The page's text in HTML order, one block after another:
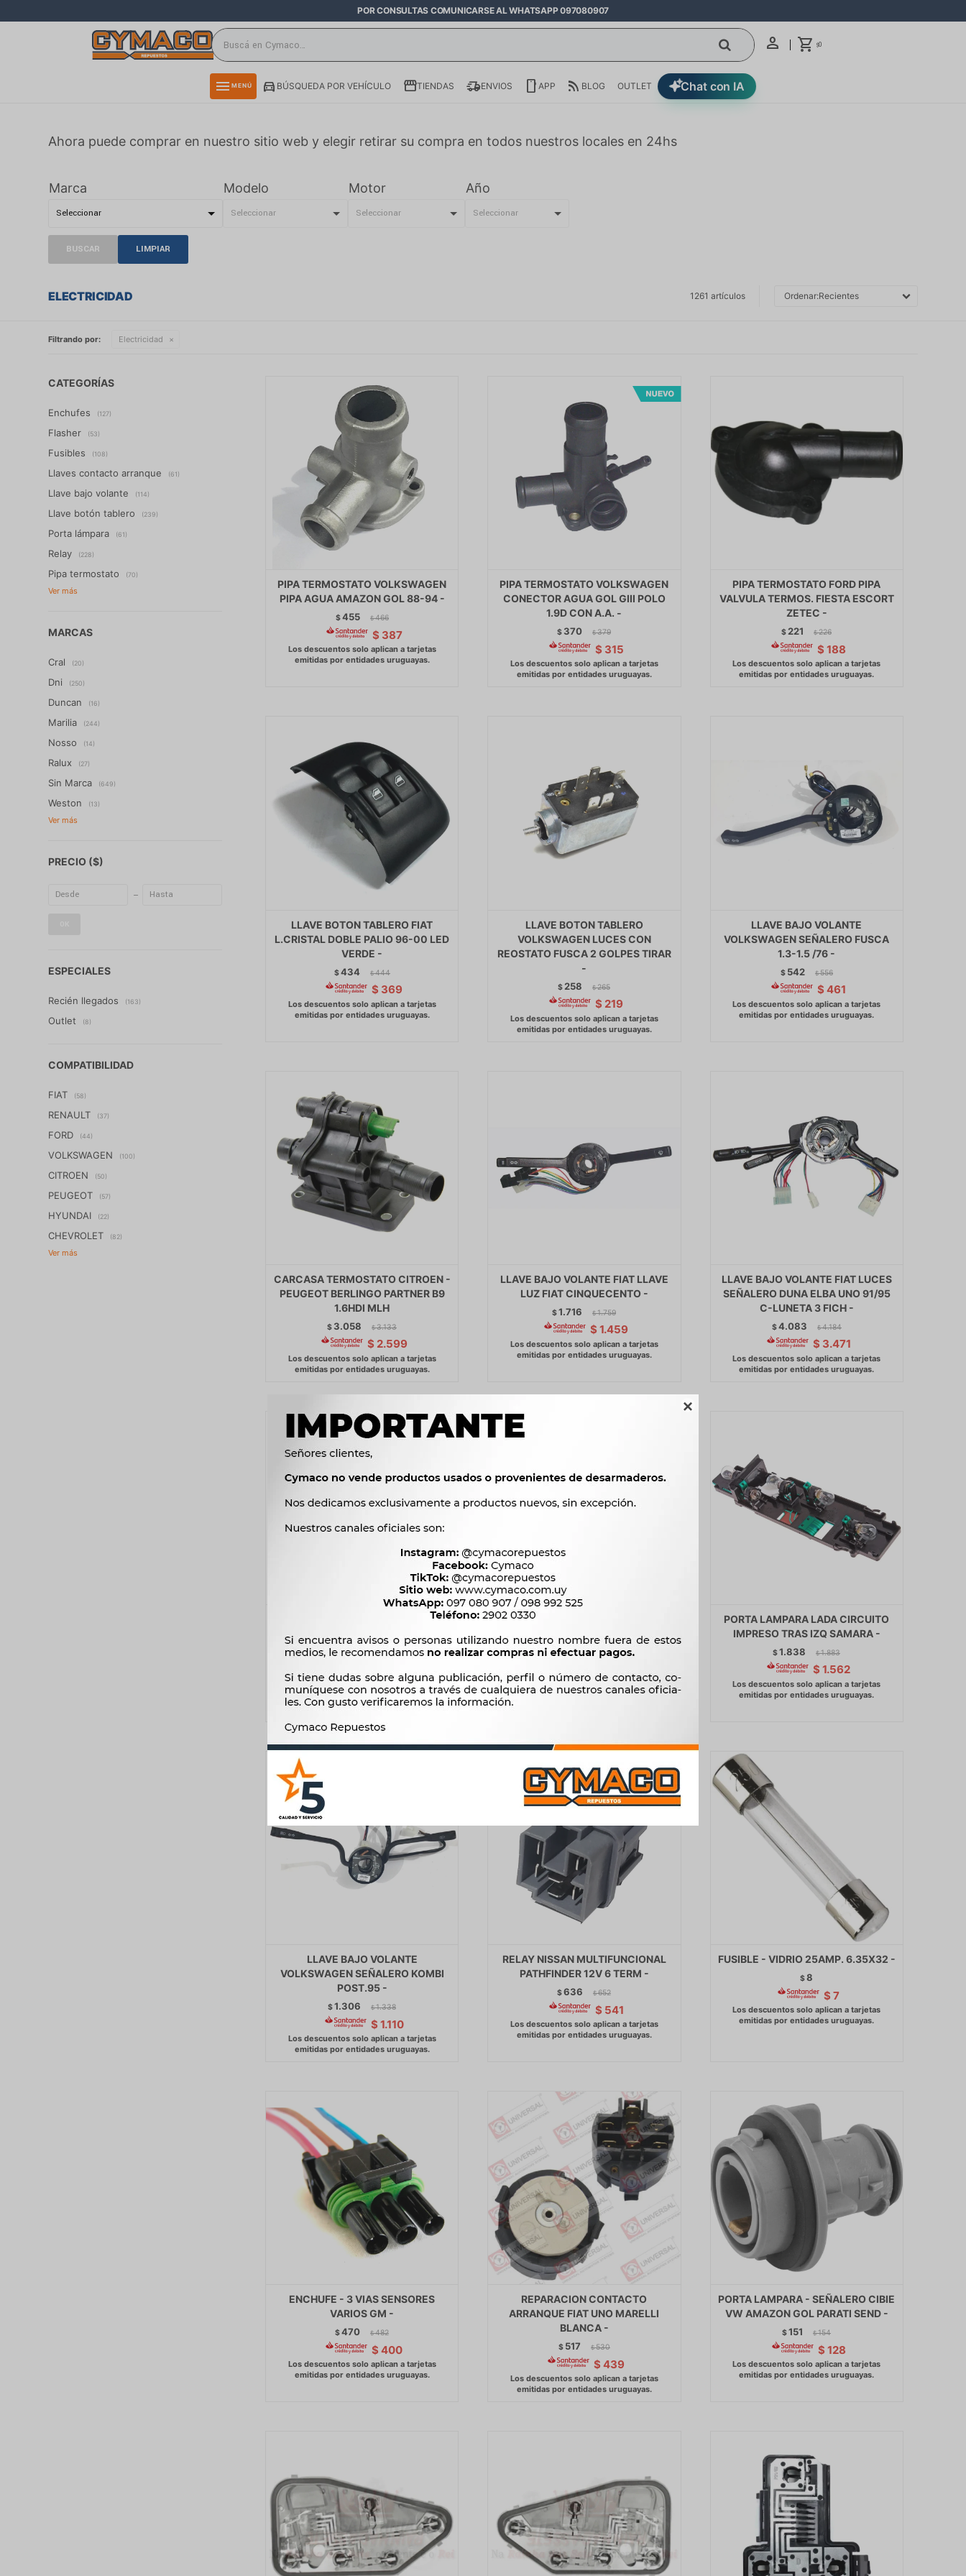

POR CONSULTAS COMUNICARSE AL WHATSAPP 097080907
$0
menu MENÚ Chat con IA
BÚSQUEDA POR VEHÍCULO TIENDAS ENVIOS APP BLOG OUTLET
Ahora puede comprar en nuestro sitio web y elegir retirar su compra en todos nuestros locales en 24hs
Marca Modelo Motor Año
BUSCAR LIMPIAR
ELECTRICIDAD 1261 artículos Recientes
Filtrando por: Electricidad
PIPA TERMOSTATO VOLKSWAGEN
PIPA AGUA AMAZON GOL 88-94 -
$455 $ 466
$ 387
PIPA TERMOSTATO VOLKSWAGEN
CONECTOR AGUA GOL GIII POLO
1.9D CON A.A. -
$ 370 $ 379
$ 315
PIPA TERMOSTATO FORD PIPA
VALVULA TERMOS. FIESTA ESCORT
ZETEC -
$221 $ 226
$ 188
LLAVE BOTON TABLERO FIAT
L.CRISTAL DOBLE PALIO 96-00 LED
VERDE -
$434 $ 444
$ 369
LLAVE BOTON TABLERO
VOLKSWAGEN LUCES CON
REOSTATO FUSCA 2 GOLPES TIRAR
-
$ 258 $ 265
$ 219
LLAVE BAJO VOLANTE
VOLKSWAGEN SEÑALERO FUSCA
1.3-1.5 /76 -
$ 542 $ 556
$ 461
CARCASA TERMOSTATO CITROEN -
PEUGEOT BERLINGO PARTNER B9
1.6HDI MLH
$ 3.058 $ 3.133
$ 2.599
LLAVE BAJO VOLANTE FIAT LLAVE
LUZ FIAT CINQUECENTO -
$1.716 $ 1.759
$ 1.459
LLAVE BAJO VOLANTE FIAT LUCES
SEÑALERO DUNA ELBA UNO 91/95
C-LUNETA 3 FICH -
$4.083 $ 4.184
$ 3.471
VOLKSWAGEN ALZA CRISTAL DEL
IZQ (DOBLE) UP 14/ 90025 -
$937
LLAVE BAJO VOLANTE LADA
CUERPO LLAVE LUCES-
L.PARABRISA SAMARA -
$1.110
PORTA LAMPARA LADA CIRCUITO
IMPRESO TRAS IZQ SAMARA -
$1.838 $ 1.883
$ 1.562
LLAVE BAJO VOLANTE
VOLKSWAGEN SEÑALERO KOMBI
POST.95 -
$1.306 $ 1.338
$ 1.110
RELAY NISSAN MULTIFUNCIONAL
PATHFINDER 12V 6 TERM -
$636 $ 652
$ 541
FUSIBLE - VIDRIO 25AMP. 6.35X32 -
$8
$ 7
ENCHUFE - 3 VIAS SENSORES
VARIOS GM -
$470 $ 482
$ 400
REPARACION CONTACTO
ARRANQUE FIAT UNO MARELLI
BLANCA -
$ 517 $ 530
$ 439
PORTA LAMPARA - SEÑALERO CIBIE
VW AMAZON GOL PARATI SEND -
$151 $ 154
$ 128
CATEGORÍAS
Enchufes (127)
Flasher (53)
Fusibles (108)
Llaves contacto arranque (61)
Llave bajo volante (114)
Llave botón tablero (239)
Porta lámpara (61)
Relay (228)
Pipa termostato (70)
MARCAS
Cral (20)
Dni (250)
Duncan (16)
Marilia (244)
Nosso (14)
Ralux (27)
Sin Marca (649)
Weston (13)
PRECIO ($)
ESPECIALES
Recién llegados (163)
Outlet (8)
COMPATIBILIDAD
FIAT (58)
RENAULT (37)
FORD (44)
VOLKSWAGEN (100)
CITROEN (50)
PEUGEOT (57)
HYUNDAI (22)
CHEVROLET (82)
close
directions_car
smartphone